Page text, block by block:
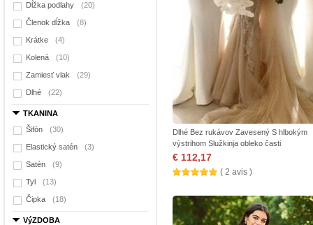
Dĺžka podlahy
(20)
Členok dĺžka (8)
Krátke (4)
Kolená (10)
Zamiesť vlak (29)
Dlhé (22)
TKANINA
Šifón
(30)
Elastický satén (3)
Satén (9)
Tyl (13)
Čipka (18)
VýZDOBA
Dlhé Bez rukávov Zavesený S hlbokým
výstrihom Služkinja obleko časti
€ 112,17
( 2 avis )